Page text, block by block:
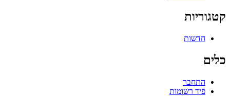
קטגוריות
חדשות
כלים
התחבר
פיד רשומות